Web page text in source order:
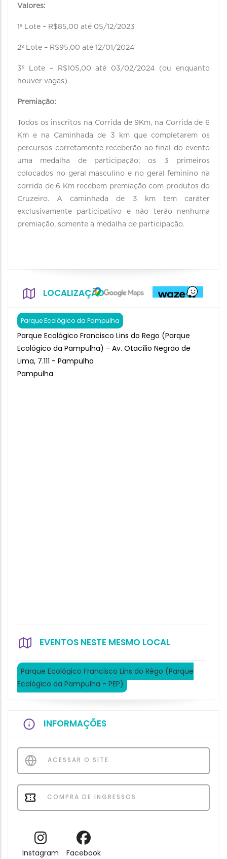
Valores:
1º Lote – R$85,00 até 05/12/2023
2º Lote – R$95,00 até 12/01/2024
3º Lote – R$105,00 até 03/02/2024 (ou enquanto
houver vagas)
Premiação:
Todos os inscritos na Corrida de 9Km, na Corrida de 6
Km e na Caminhada de 3 km que completarem os
percursos corretamente receberão ao final do evento
uma medalha de participação; os 3 primeiros
colocados no geral masculino e no geral feminino na
corrida de 6 Km recebem premiação com produtos do
Cruzeiro. A caminhada de 3 km tem caráter
exclusivamente participativo e não terão nenhuma
premiação, somente a medalha de participação.
LOCALIZAÇÃO
Parque Ecológico da Pampulha
Parque Ecológico Francisco Lins do Rego (Parque
Ecológico da Pampulha) - Av. Otacílio Negrão de
Lima, 7.111 - Pampulha
Pampulha
EVENTOS NESTE MESMO LOCAL
Parque Ecológico Francisco Lins do Rêgo (Parque
Ecológico da Pampulha - PEP)
INFORMAÇÕES
ACESSAR O SITE
COMPRA DE INGRESSOS
Instagram Facebook